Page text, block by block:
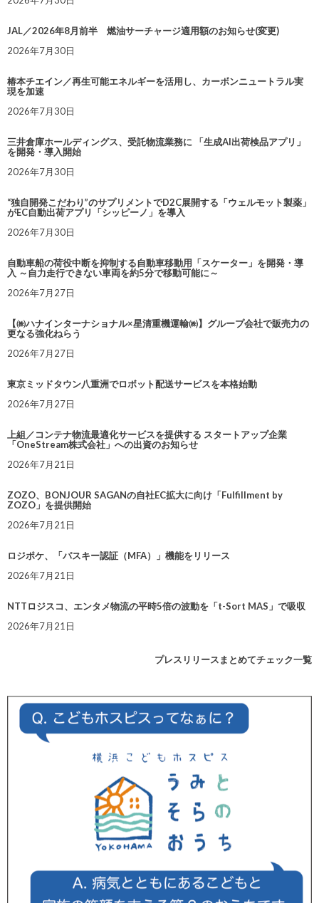
JAL／2026年8月前半 燃油サーチャージ適用額のお知らせ(変更)
2026年7月30日
椿本チエイン／再生可能エネルギーを活用し、カーボンニュートラル実
現を加速
2026年7月30日
三井倉庫ホールディングス、受託物流業務に 「生成AI出荷検品アプリ」
を開発・導入開始
2026年7月30日
“独自開発こだわり”のサプリメントでD2C展開する「ウェルモット製薬」
がEC自動出荷アプリ「シッピーノ」を導入
2026年7月30日
自動車船の荷役中断を抑制する自動車移動用「スケーター」を開発・導
入 ～自力走行できない車両を約5分で移動可能に～
2026年7月27日
【㈱ハナインターナショナル×星清重機運輸㈱】グループ会社で販売力の
更なる強化ねらう
2026年7月27日
東京ミッドタウン八重洲でロボット配送サービスを本格始動
2026年7月27日
上組／コンテナ物流最適化サービスを提供する スタートアップ企業
「OneStream株式会社」への出資のお知らせ
2026年7月21日
ZOZO、BONJOUR SAGANの自社EC拡大に向け「Fulfillment by
ZOZO」を提供開始
2026年7月21日
ロジポケ、「パスキー認証（MFA）」機能をリリース
2026年7月21日
NTTロジスコ、エンタメ物流の平時5倍の波動を「t-Sort MAS」で吸収
2026年7月21日
プレスリリースまとめてチェック一覧